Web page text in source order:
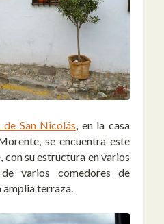
San Nicolás, en la casa
se encuentra este
con su estructura en varios
varios comedores de
amplia terraza.